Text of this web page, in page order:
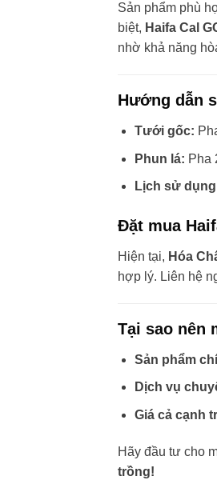
Sản phẩm phù
biệt, Haifa Cal
nhờ khả năng
Hướng dẫn
Tưới gốc:
Phun lá: Pha
Lịch sử
Đặt mua
Hiện tại, Hóa
hợp lý. Liên hệ
Tại sao nên
Sản phẩm
Dịch vụ
Giá cả cạnh
Hãy đầu tư cho
trồng!